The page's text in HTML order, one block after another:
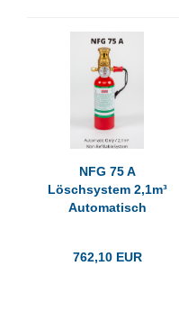
NFG 75 A
Löschsystem 2,1m³
Automatisch
762,10 EUR